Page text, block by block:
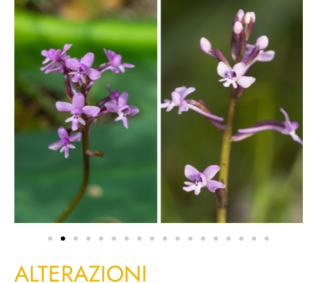
ALTERAZIONI